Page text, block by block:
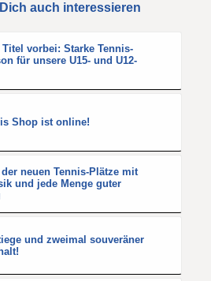
auch interessieren
Titel vorbei: Starke Tennis-
für unsere U15- und U12-
Shop ist online!
neuen Tennis-Plätze mit
und jede Menge guter
und zweimal souveräner